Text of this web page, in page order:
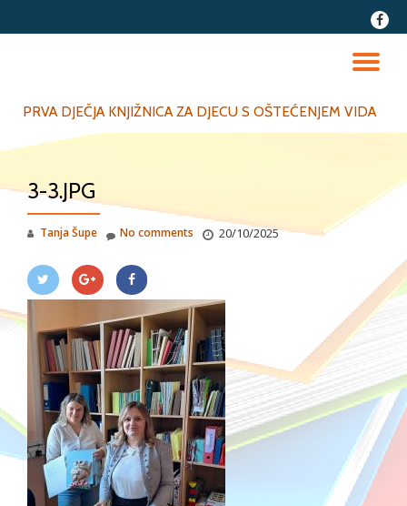
fa-
PRVA DJEČJA KNJIŽNICA ZA DJECU S OŠTEĆENJEM VIDA
3-3.JPG
Tanja Šupe 20/10/2025
No comments